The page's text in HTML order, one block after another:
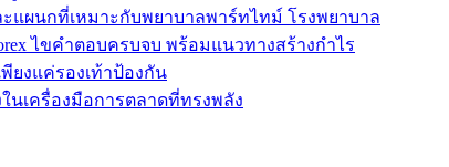
แผนกที่เหมาะกับพยาบาลพาร์ทไทม์ โรงพยาบาล
ไขคำตอบครบจบ พร้อมแนวทางสร้างกำไร
พียงแค่รองเท้าป้องกัน
ในเครื่องมือการตลาดที่ทรงพลัง